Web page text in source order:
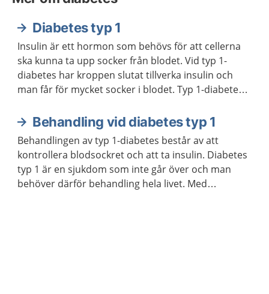
Diabetes typ 1
Insulin är ett hormon som behövs för att cellerna
ska kunna ta upp socker från blodet. Vid typ 1-
diabetes har kroppen slutat tillverka insulin och
man får för mycket socker i blodet. Typ 1-diabetes
behandling med insulin och kontrollera
blodsockret regelbundet.
Behandling vid diabetes typ 1
Behandlingen av typ 1-diabetes består av att
kontrollera blodsockret och att ta insulin. Diabetes
typ 1 är en sjukdom som inte går över och man
behöver därför behandling hela livet. Med